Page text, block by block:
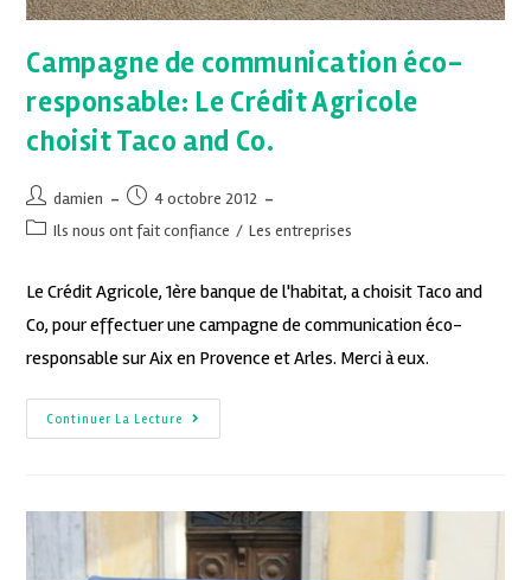
Campagne de communication éco-
responsable: Le Crédit Agricole
choisit Taco and Co.
damien
4 octobre 2012
Ils nous ont fait confiance / Les entreprises
Le Crédit Agricole, 1ère banque de l'habitat, a choisit Taco and
Co, pour effectuer une campagne de communication éco-
responsable sur Aix en Provence et Arles. Merci à eux.
Continuer La Lecture